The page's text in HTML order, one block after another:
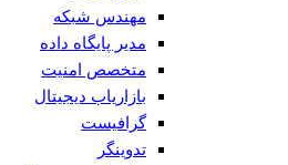
مهندس شبکه
مدیر پایگاه داده
متخصص امنیت
بازاریاب دیجیتال
گرافیست
تدوینگر